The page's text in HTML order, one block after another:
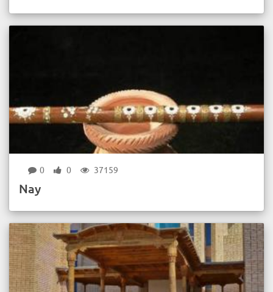
0 0 37159
Nay